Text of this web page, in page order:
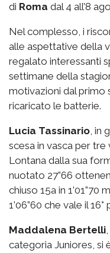
di Roma dal 4 all’8
Nel complesso, i
alle aspettative della
regalato interessanti
settimane della
motivazioni dal
ricaricato le batterie.
Lucia Tassinario, in
scesa in vasca per
Lontana dalla sua
nuotato 27”66
chiuso 15a in
1’06”60 che vale il 16°
Maddalena Bertelli
categoria Juniores, si